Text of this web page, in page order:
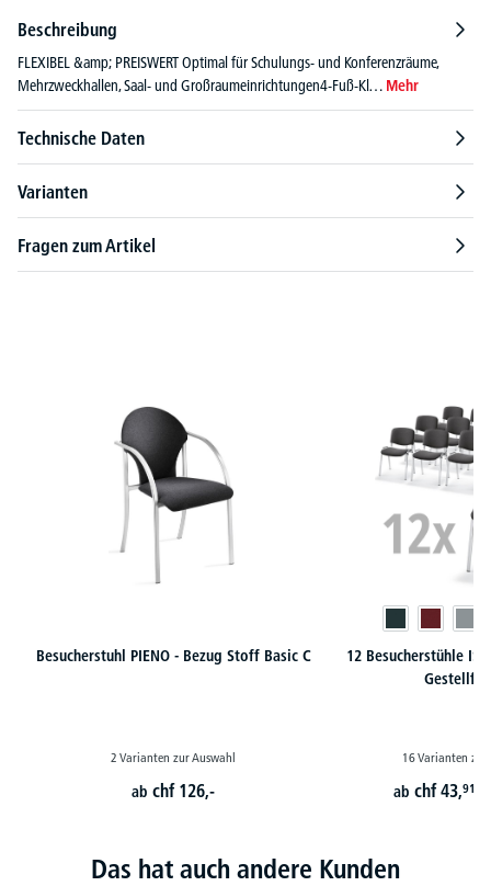
Beschreibung
FLEXIBEL &amp; PREISWERT Optimal für Schulungs- und Konferenzräume,
Mehrzweckhallen, Saal- und Großraumeinrichtungen4-Fuß-Kl… Mehr
Technische Daten
Varianten
Fragen zum Artikel
Besucherstuhl PIENO - Bezug Stoff Basic C
2 Varianten zur Auswahl
abchf 126,-
12 Besucherstühle
16 Varianten zur
abchf 43,91
Das hat auch andere Kunden